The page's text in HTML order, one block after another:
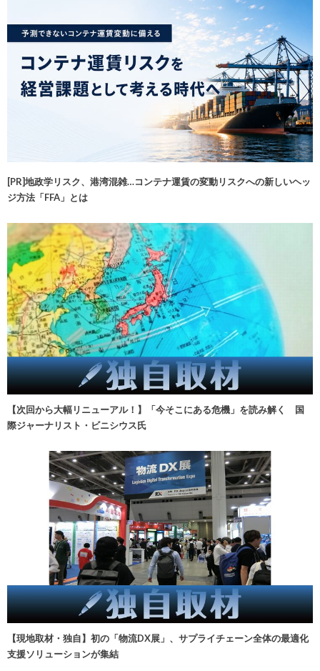
[PR]地政学リスク、港湾混雑…コンテナ運賃の変動リスクへの新しいヘッ
ジ方法「FFA」とは
【次回から大幅リニューアル！】「今そこにある危機」を読み解く 国
際ジャーナリスト・ビニシウス氏
【現地取材・独自】初の「物流DX展」、サプライチェーン全体の最適化
支援ソリューションが集結